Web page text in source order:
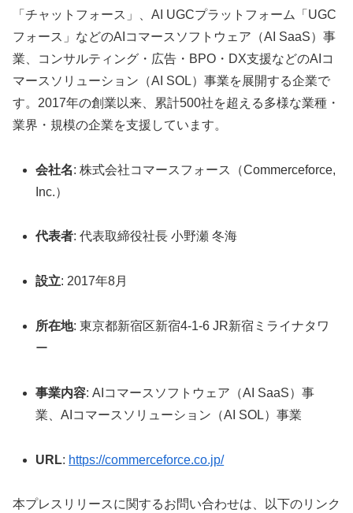
「チャットフォース」、AI UGCプラットフォーム「UGC
フォース」などのAIコマースソフトウェア（AI SaaS）事
業、コンサルティング・広告・BPO・DX支援などのAIコ
マースソリューション（AI SOL）事業を展開する企業で
す。2017年の創業以来、累計500社を超える多様な業種・
業界・規模の企業を支援しています。
会社名: 株式会社コマースフォース（Commerceforce,
Inc.）
代表者: 代表取締役社長 小野瀬 冬海
設立: 2017年8月
所在地: 東京都新宿区新宿4-1-6 JR新宿ミライナタワ
ー
事業内容: AIコマースソフトウェア（AI SaaS）事
業、AIコマースソリューション（AI SOL）事業
URL: https://commerceforce.co.jp/
本プレスリリースに関するお問い合わせは、以下のリンク